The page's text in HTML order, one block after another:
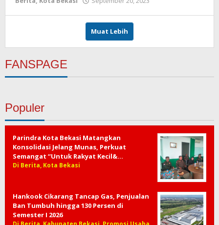
Muat Lebih
FANSPAGE
Populer
Parindra Kota Bekasi Matangkan
Konsolidasi Jelang Munas, Perkuat
Semangat “Untuk Rakyat Kecil&…
Di Berita, Kota Bekasi
Hankook Cikarang Tancap Gas, Penjualan
Ban Tumbuh hingga 130 Persen di
Semester I 2026